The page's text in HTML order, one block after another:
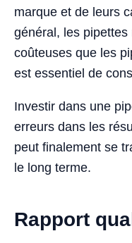
marque et de leurs
général, les
coûteuses que les
est essentiel de
Investir dans une
erreurs dans les
peut finalement se
le long terme.
Rapport